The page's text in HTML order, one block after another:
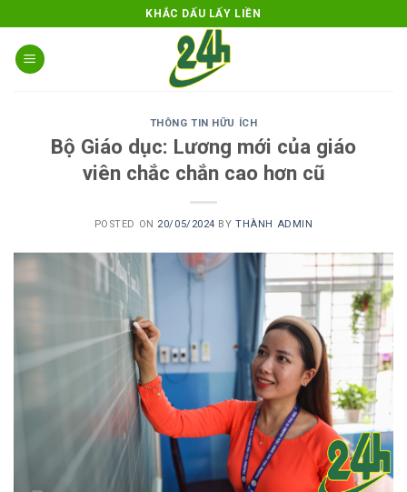
to
content
KHẮC DẤU LẤY LIỀN
THÔNG TIN HỮU ÍCH
Bộ Giáo dục: Lương mới của giáo
viên chắc chắn cao hơn cũ
POSTED ON 20/05/2024 BYTHÀNH ADMIN